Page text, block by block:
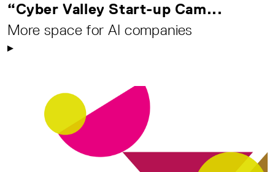
“Cyber Valley Start-up Cam...
More space for AI companies